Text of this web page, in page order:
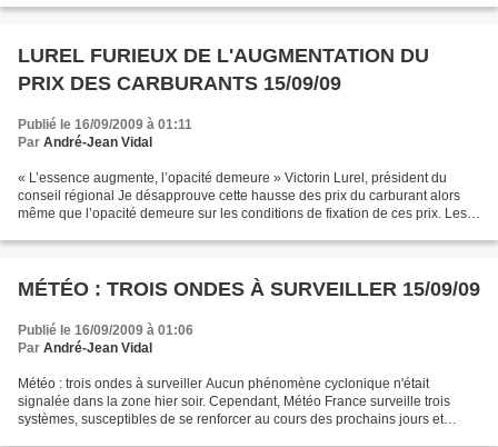
LUREL FURIEUX DE L'AUGMENTATION DU
PRIX DES CARBURANTS 15/09/09
Publié le 16/09/2009 à 01:11
Par André-Jean Vidal
« L’essence augmente, l’opacité demeure » Victorin Lurel, président du
conseil régional Je désapprouve cette hausse des prix du carburant alors
même que l’opacité demeure sur les conditions de fixation de ces prix. Les
MÉTÉO : TROIS ONDES À SURVEILLER 15/09/09
Publié le 16/09/2009 à 01:06
Par André-Jean Vidal
Météo : trois ondes à surveiller Aucun phénomène cyclonique n'était
signalée dans la zone hier soir. Cependant, Météo France surveille trois
systèmes, susceptibles de se renforcer au cours des prochains jours et